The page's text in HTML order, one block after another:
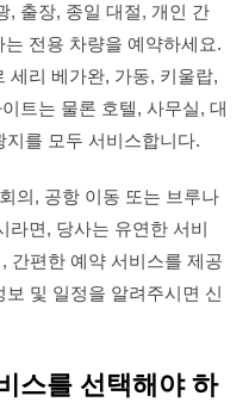
, 출장, 종일 대절, 개인 간
전용 차량을 예약하세요.
세리 베가완, 가동, 키울랍,
트는 물론 호텔, 사무실, 대
를 모두 서비스합니다.
의, 공항 이동 또는 브루나
라면, 당사는 유연한 서비
간편한 예약 서비스를 제공
및 일정을 알려주시면 신
스를 선택해야 하